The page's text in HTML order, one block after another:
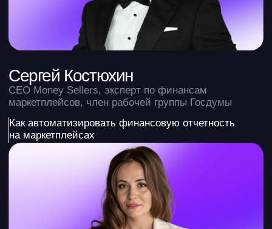
Елена Стрелкова
Эксперт по финансам МСБ, 17 лет опыта, 500+
компаний, топ-спикер форумов
Как проявленность помогает финансисту расти
в карьере и привлекать клиентов?